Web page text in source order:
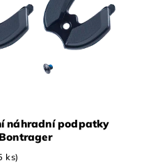
náhradní podpatky
ks)